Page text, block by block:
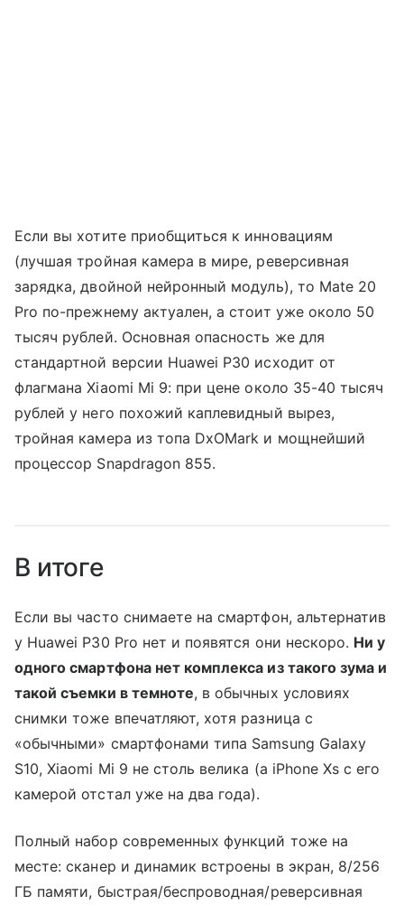
Если вы хотите приобщиться к инновациям
(лучшая тройная камера в мире, реверсивная
зарядка, двойной нейронный модуль), то Mate 20
Pro по-прежнему актуален, а стоит уже около 50
тысяч рублей. Основная опасность же для
стандартной версии Huawei P30 исходит от
флагмана Xiaomi Mi 9: при цене около 35-40 тысяч
рублей у него похожий каплевидный вырез,
тройная камера из топа DxOMark и мощнейший
процессор Snapdragon 855.
В итоге
Если вы часто снимаете на смартфон, альтернатив
у Huawei P30 Pro нет и появятся они нескоро. Ни у
одного смартфона нет комплекса из такого зума и
такой съемки в темноте, в обычных условиях
снимки тоже впечатляют, хотя разница с
«обычными» смартфонами типа Samsung Galaxy
S10, Xiaomi Mi 9 не столь велика (а iPhone Xs с его
камерой отстал уже на два года).
Полный набор современных функций тоже на
месте: сканер и динамик встроены в экран, 8/256
ГБ памяти, быстрая/беспроводная/реверсивная